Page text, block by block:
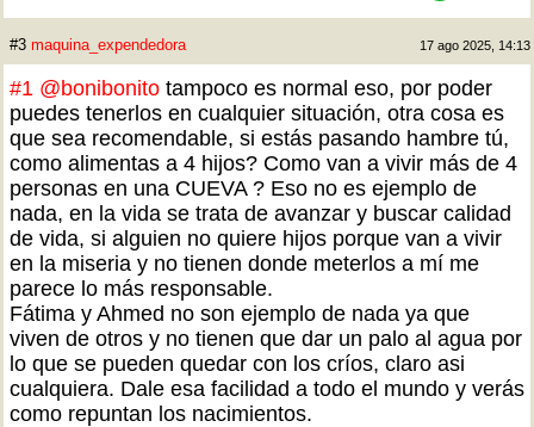
#3 maquina_expendedora 17 ago 2025, 14:13
#1 @bonibonito tampoco es normal eso, por poder
puedes tenerlos en cualquier situación, otra cosa es
que sea recomendable, si estás pasando hambre tú,
como alimentas a 4 hijos? Como van a vivir más de 4
personas en una CUEVA ? Eso no es ejemplo de
nada, en la vida se trata de avanzar y buscar calidad
de vida, si alguien no quiere hijos porque van a vivir
en la miseria y no tienen donde meterlos a mí me
parece lo más responsable.
Fátima y Ahmed no son ejemplo de nada ya que
viven de otros y no tienen que dar un palo al agua por
lo que se pueden quedar con los críos, claro asi
cualquiera. Dale esa facilidad a todo el mundo y verás
como repuntan los nacimientos.